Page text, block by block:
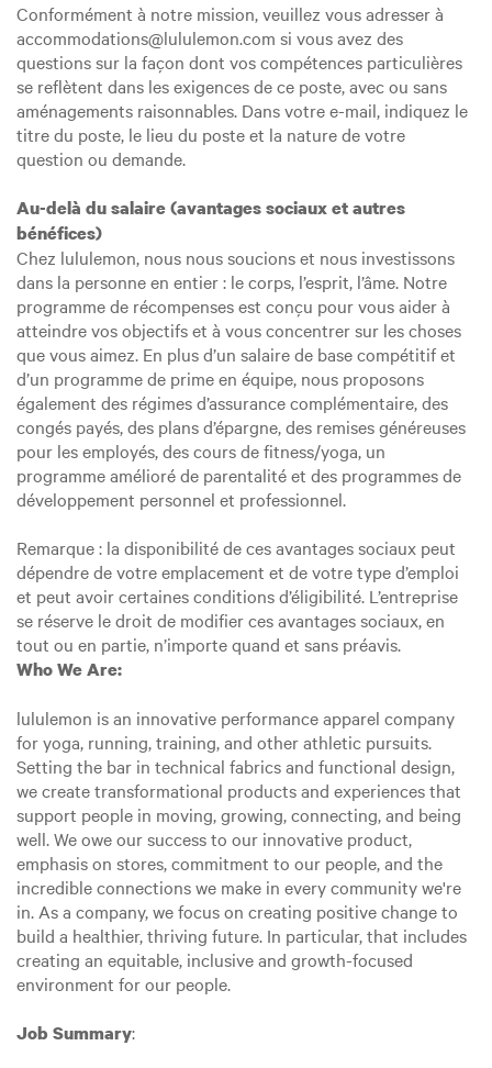
Conformément à notre mission, veuillez vous adresser à
accommodations@lululemon.com si vous avez des
questions sur la façon dont vos compétences particulières
se reflètent dans les exigences de ce poste, avec ou sans
aménagements raisonnables. Dans votre e-mail, indiquez le
titre du poste, le lieu du poste et la nature de votre
question ou demande.
Au-delà du salaire (avantages sociaux et autres
bénéfices)
Chez lululemon, nous nous soucions et nous investissons
dans la personne en entier : le corps, l’esprit, l’âme. Notre
programme de récompenses est conçu pour vous aider à
atteindre vos objectifs et à vous concentrer sur les choses
que vous aimez. En plus d’un salaire de base compétitif et
d’un programme de prime en équipe, nous proposons
également des régimes d’assurance complémentaire, des
congés payés, des plans d’épargne, des remises généreuses
pour les employés, des cours de fitness/yoga, un
programme amélioré de parentalité et des programmes de
développement personnel et professionnel.
Remarque : la disponibilité de ces avantages sociaux peut
dépendre de votre emplacement et de votre type d’emploi
et peut avoir certaines conditions d’éligibilité. L’entreprise
se réserve le droit de modifier ces avantages sociaux, en
tout ou en partie, n’importe quand et sans préavis.
Who We Are:
lululemon is an innovative performance apparel company
for yoga, running, training, and other athletic pursuits.
Setting the bar in technical fabrics and functional design,
we create transformational products and experiences that
support people in moving, growing, connecting, and being
well. We owe our success to our innovative product,
emphasis on stores, commitment to our people, and the
incredible connections we make in every community we're
in. As a company, we focus on creating positive change to
build a healthier, thriving future. In particular, that includes
creating an equitable, inclusive and growth-focused
environment for our people.
Job Summary: